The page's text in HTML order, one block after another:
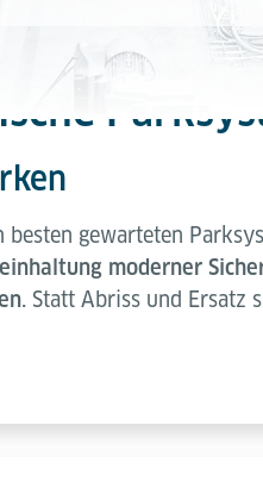
besten gewarteten
moderner
Statt Abriss und Ersatz